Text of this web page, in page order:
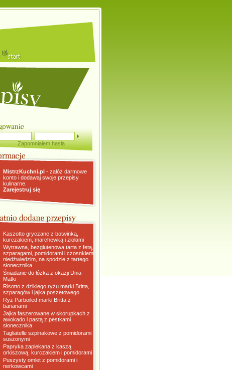
Zapomniałem hasła
MistrzKuchni.pl- załóż darmowe
konto i dodawaj swoje przepisy
kulinarne.
Zarejestruj się
Kaszotto gryczane z botwinką,
kurczakiem, marchewką i ziołami
Wytrawna, bezglutenowa tarta z fetą,
szparagami, pomidorami i czosnkiem
niedźwiedzim, na spodzie z tartego
słonecznika
Śniadanie do łóżka z okazji Dnia
Matki
Risotto z dzikiego ryżu marki Britta,
szparagów i jajka poszetowego
Ryż Parboiled marki Britta z
bananami
Jajka faszerowane w skorupkach z
awokado i pastą z pestkami
słonecznika
Tagliatelle szpinakowe z pomidorami
suszonymi
Papryka zapiekana z kaszą
orkiszową, kurczakiem i pomidorami
Puszysty omlet z pomidorami i
nerkowcami